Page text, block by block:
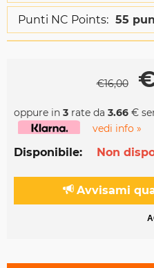
Punti NC Points: 55
€16,00
oppure in 3 rate da 3.66 €
vedi info »
Disponibile: Non
Avvisami